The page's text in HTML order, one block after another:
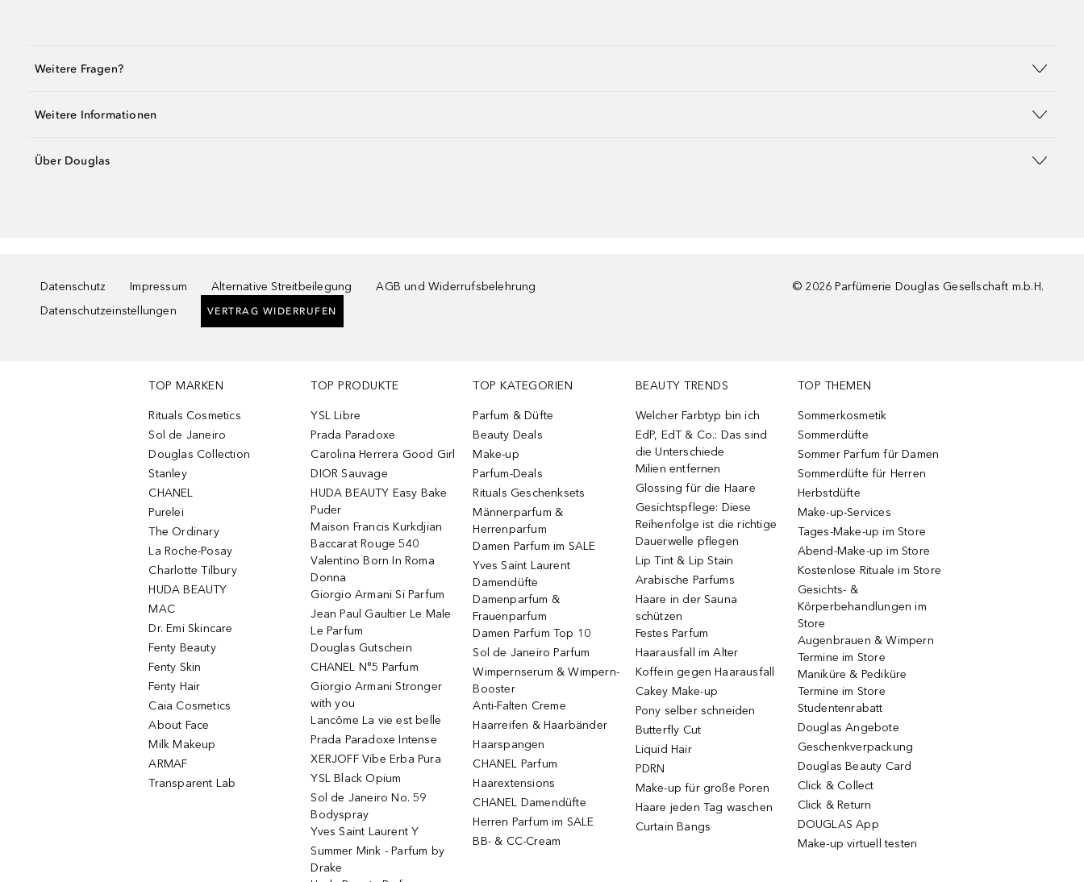
Weitere Fragen?
Weitere Informationen
Über Douglas
Datenschutz Impressum Alternative Streitbeilegung
AGB und Widerrufsbelehrung
Datenschutzeinstellungen
VERTRAG WIDERRUFEN
© 2026 Parfümerie Douglas Gesellschaft m.b.H.
TOP MARKEN
Rituals Cosmetics
Sol de Janeiro
Douglas Collection
Stanley
CHANEL
Purelei
The Ordinary
La Roche-Posay
Charlotte Tilbury
HUDA BEAUTY
MAC
Dr. Emi Skincare
Fenty Beauty
Fenty Skin
Fenty Hair
Caia Cosmetics
About Face
Milk Makeup
ARMAF
Transparent Lab
TOP PRODUKTE
YSL Libre
Prada Paradoxe
Carolina Herrera Good Girl
DIOR Sauvage
HUDA BEAUTY Easy Bake
Puder
Maison Francis Kurkdjian
Baccarat Rouge 540
Valentino Born In Roma
Donna
Giorgio Armani Si Parfum
Jean Paul Gaultier Le Male
Le Parfum
Douglas Gutschein
CHANEL N°5 Parfum
Giorgio Armani Stronger
with you
Lancôme La vie est belle
Prada Paradoxe Intense
XERJOFF Vibe Erba Pura
YSL Black Opium
Sol de Janeiro No. 59
Bodyspray
Yves Saint Laurent Y
Summer Mink - Parfum by
Drake
TOP KATEGORIEN
Parfum & Düfte
Beauty Deals
Make-up
Parfum-Deals
Rituals Geschenksets
Männerparfum &
Herrenparfum
Damen Parfum im SALE
Yves Saint Laurent
Damendüfte
Damenparfum &
Frauenparfum
Damen Parfum Top 10
Sol de Janeiro Parfum
Wimpernserum & Wimpern-
Booster
Anti-Falten Creme
Haarreifen & Haarbänder
Haarspangen
CHANEL Parfum
Haarextensions
CHANEL Damendüfte
Herren Parfum im SALE
BB- & CC-Cream
BEAUTY TRENDS
Welcher Farbtyp bin ich
EdP, EdT & Co.: Das sind
die Unterschiede
Milien entfernen
Glossing für die Haare
Gesichtspflege: Diese
Reihenfolge ist die richtige
Dauerwelle pflegen
Lip Tint & Lip Stain
Arabische Parfums
Haare in der Sauna
schützen
Festes Parfum
Haarausfall im Alter
Koffein gegen Haarausfall
Cakey Make-up
Pony selber schneiden
Butterfly Cut
Liquid Hair
PDRN
Make-up für große Poren
Haare jeden Tag waschen
Curtain Bangs
TOP THEMEN
Sommerkosmetik
Sommerdüfte
Sommer Parfum für Damen
Sommerdüfte für Herren
Herbstdüfte
Make-up-Services
Tages-Make-up im Store
Abend-Make-up im Store
Kostenlose Rituale im Store
Gesichts- &
Körperbehandlungen im
Store
Augenbrauen & Wimpern
Termine im Store
Maniküre & Pediküre
Termine im Store
Studentenrabatt
Douglas Angebote
Geschenkverpackung
Douglas Beauty Card
Click & Collect
Click & Return
DOUGLAS App
Make-up virtuell testen